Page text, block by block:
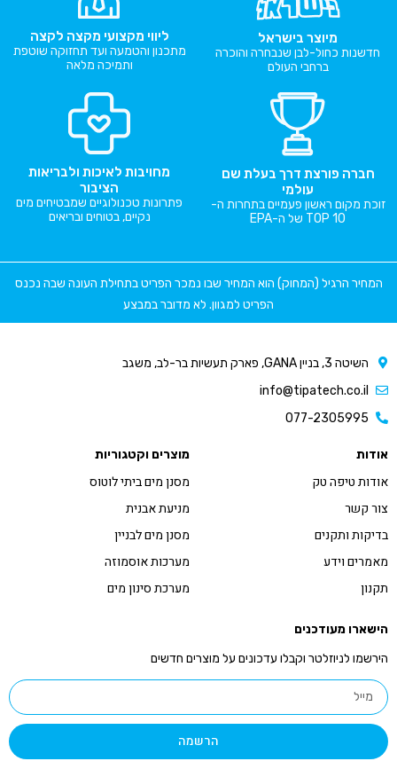
מיוצר בישראל
חדשנות כחול-לבן שנבחרה והוכרה
ברחבי העולם
ליווי מקצועי מקצה לקצה
מתכנון והטמעה ועד תחזוקה שוטפת
ותמיכה מלאה
חברה פורצת דרך בעלת שם
עולמי
זוכת מקום ראשון פעמיים בתחרות ה-
TOP 10 של ה-EPA
מחויבות לאיכות ולבריאות
הציבור
פתרונות טכנולוגיים שמבטיחים מים
נקיים, בטוחים ובריאים
המחיר הרגיל (המחוק) הוא המחיר שבו נמכר הפריט בתחילת העונה שבה נכנס
הפריט למגוון. לא מדובר במבצע
השיטה 3, בניין GANA, פארק תעשיות בר-לב, משגב
info@tipatech.co.il
077-2305995
אודות
אודות טיפה טק
צור קשר
בדיקות ותקנים
מאמרים וידע
תקנון
מוצרים וקטגוריות
מסנן מים ביתי לוטוס
מניעת אבנית
מסנן מים לבניין
מערכות אוסמוזה
מערכת סינון מים
הישארו מעודכנים
הירשמו לניוזלטר וקבלו עדכונים על מוצרים חדשים
הרשמה